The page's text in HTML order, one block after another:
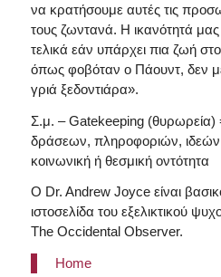
να κρατήσουμε αυτές τις
τους ζωντανά. Η ικανότητά
τελικά εάν υπάρχει πια ζωή
όπως φοβόταν ο Πάουντ, δεν
γριά ξεδοντιάρα».
Σ.μ. – Gatekeeping (θυρωρεία)
δράσεων, πληροφοριών,
κοινωνική ή θεσμική οντότητα
Ο Dr. Andrew Joyce είναι
ιστοσελίδα του εξελικτικού
The Occidental Observer.
Home